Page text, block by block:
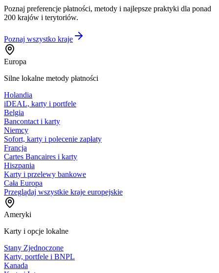
Poznaj preferencje płatności, metody i najlepsze praktyki dla ponad
200 krajów i terytoriów.
Poznaj wszystko kraje
Europa
Silne lokalne metody płatności
Holandia
iDEAL, karty i portfele
Belgia
Bancontact i karty
Niemcy
Sofort, karty i polecenie zapłaty
Francja
Cartes Bancaires i karty
Hiszpania
Karty i przelewy bankowe
Cała Europa
Przeglądaj wszystkie kraje europejskie
Ameryki
Karty i opcje lokalne
Stany Zjednoczone
Karty, portfele i BNPL
Kanada